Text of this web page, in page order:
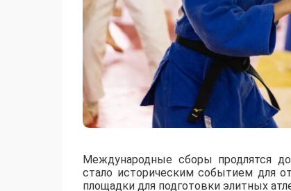
Международные сборы продлятся
стало историческим событием для
площадки для подготовки элитных